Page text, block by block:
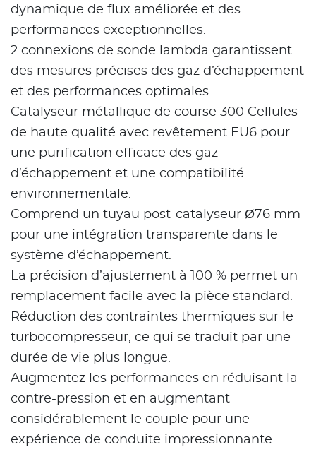
dynamique de flux améliorée et des
performances exceptionnelles.
2 connexions de sonde lambda garantissent
des mesures précises des gaz d’échappement
et des performances optimales.
Catalyseur métallique de course 300 Cellules
de haute qualité avec revêtement EU6 pour
une purification efficace des gaz
d’échappement et une compatibilité
environnementale.
Comprend un tuyau post-catalyseur Ø76 mm
pour une intégration transparente dans le
système d’échappement.
La précision d’ajustement à 100 % permet un
remplacement facile avec la pièce standard.
Réduction des contraintes thermiques sur le
turbocompresseur, ce qui se traduit par une
durée de vie plus longue.
Augmentez les performances en réduisant la
contre-pression et en augmentant
considérablement le couple pour une
expérience de conduite impressionnante.